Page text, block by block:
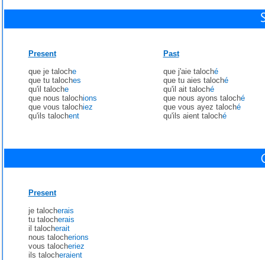
Present
que je taloche
que tu taloches
qu'il taloche
que nous talochions
que vous talochiez
qu'ils talochent
Past
que j'aie taloché
que tu aies taloché
qu'il ait taloché
que nous ayons taloché
que vous ayez taloché
qu'ils aient taloché
Present
je talocherais
tu talocherais
il talocherait
nous talocherions
vous talocheriez
ils talocheraient